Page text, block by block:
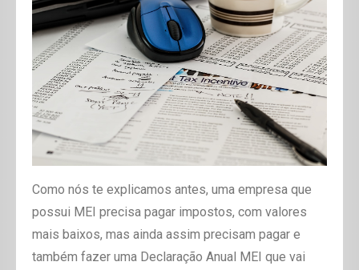
Como nós te explicamos antes, uma empresa que
possui MEI precisa pagar impostos, com valores
mais baixos, mas ainda assim precisam pagar e
também fazer uma Declaração Anual MEI que vai